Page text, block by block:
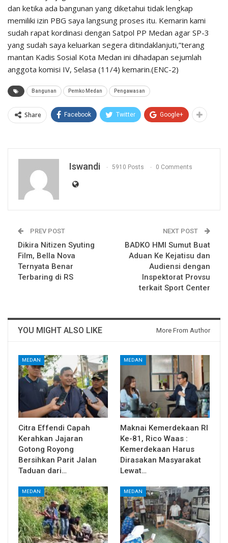
dan ketika ada bangunan yang diketahui tidak lengkap
memiliki izin PBG saya langsung proses itu. Kemarin kami
sudah rapat kordinasi dengan Satpol PP Medan agar SP-3
yang sudah saya keluarkan segera ditindaklanjuti,”terang
mantan Kadis Sosial Kota Medan ini dihadapan sejumlah
anggota komisi IV, Selasa (11/4) kemarin.(ENC-2)
Bangunan Pemko Medan Pengawasan
Share Facebook Twitter Google+
Iswandi 5910 Posts 0 Comments
PREV POST
Dikira Nitizen Syuting
Film, Bella Nova
Ternyata Benar
Terbaring di RS
NEXT POST
BADKO HMI Sumut Buat
Aduan Ke Kejatisu dan
Audiensi dengan
Inspektorat Provsu
terkait Sport Center
YOU MIGHT ALSO LIKE More From Author
MEDAN
Citra Effendi Capah
Kerahkan Jajaran
Gotong Royong
Bersihkan Parit Jalan
Taduan dari…
MEDAN
Maknai Kemerdekaan RI
Ke-81, Rico Waas :
Kemerdekaan Harus
Dirasakan Masyarakat
Lewat…
MEDAN MEDAN